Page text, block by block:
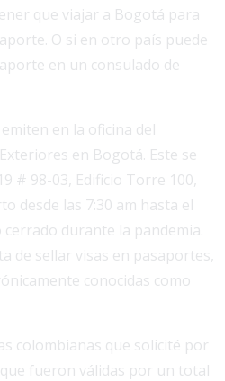
que viajar a Bogotá para
O si en otro país puede
en un consulado de
en la oficina del
en Bogotá. Este se
# 98-03, Edificio Torre 100,
desde las 7:30 am hasta el
durante la pandemia.
de sellar visas en pasaportes,
conocidas como
colombianas que solicité por
fueron válidas por un total